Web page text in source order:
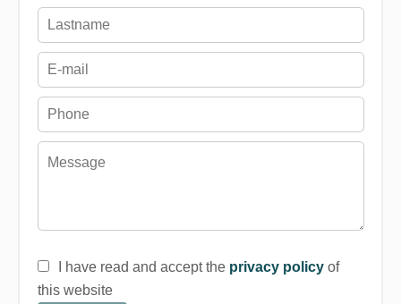
I have read and accept the privacy policyof
this website